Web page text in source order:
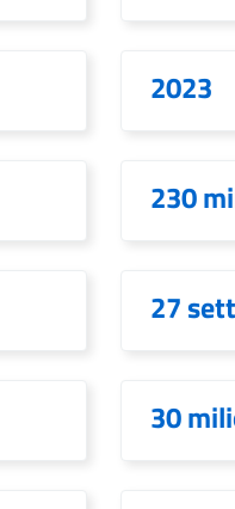
2023
230
27
30